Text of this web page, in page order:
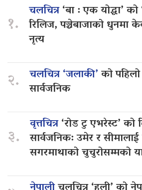
१.
चलचित्र‘बा : एक योद्धा’
रिलिज, पञ्चेबाजाको धुनमा
नृत्य
२. चलचित्र ‘जलाकी’को
सार्वजनिक
३.
वृत्तचित्र‘रोड टु एभरेस्ट’ को
सार्वजनिक: उमेर र
सगरमाथाको चुचुरोसम्मको